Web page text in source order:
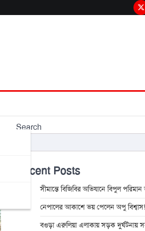
Search
Recent Posts
সীমান্তে বিজিবির অভিযানে বিপুল
নেপালের আকাশে ভয় পেলেন অপু বিশ্বাস!
বগুড়া এরুলিয়া এলাকায় সড়ক দুর্ঘট্নায়